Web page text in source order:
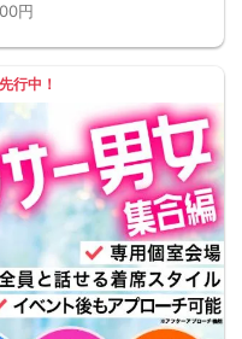
円
行中！